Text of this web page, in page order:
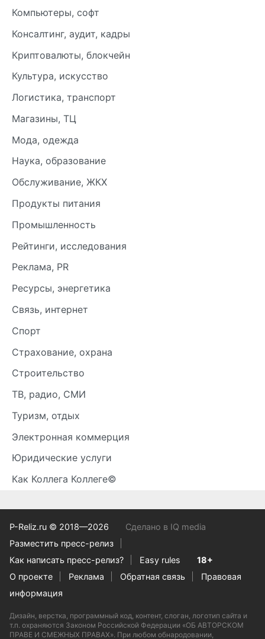
Компьютеры, софт
Консалтинг, аудит, кадры
Криптовалюты, блокчейн
Культура, искусство
Логистика, транспорт
Магазины, ТЦ
Мода, одежда
Наука, образование
Обслуживание, ЖКХ
Продукты питания
Промышленность
Рейтинги, исследования
Реклама, PR
Ресурсы, энергетика
Связь, интернет
Спорт
Страхование, охрана
Строительство
ТВ, радио, СМИ
Туризм, отдых
Электронная коммерция
Юридические услуги
Как Коллега Коллеге©
P-Reliz.ru © 2018—2026
Сделано в IQ media
Разместить пресс-релиз
Как написать пресс-релиз?
Easy rules
18+
О проекте
Реклама Обратная связь
Правовая
информация
Дизайн, верстка, программный код, контент, слоган, логотип сайта и
т.п. охраняются Законом Российской Федерации «ОБ АВТОРСКОМ
ПРАВЕ И СМЕЖНЫХ ПРАВАХ». При любом обнародовании,